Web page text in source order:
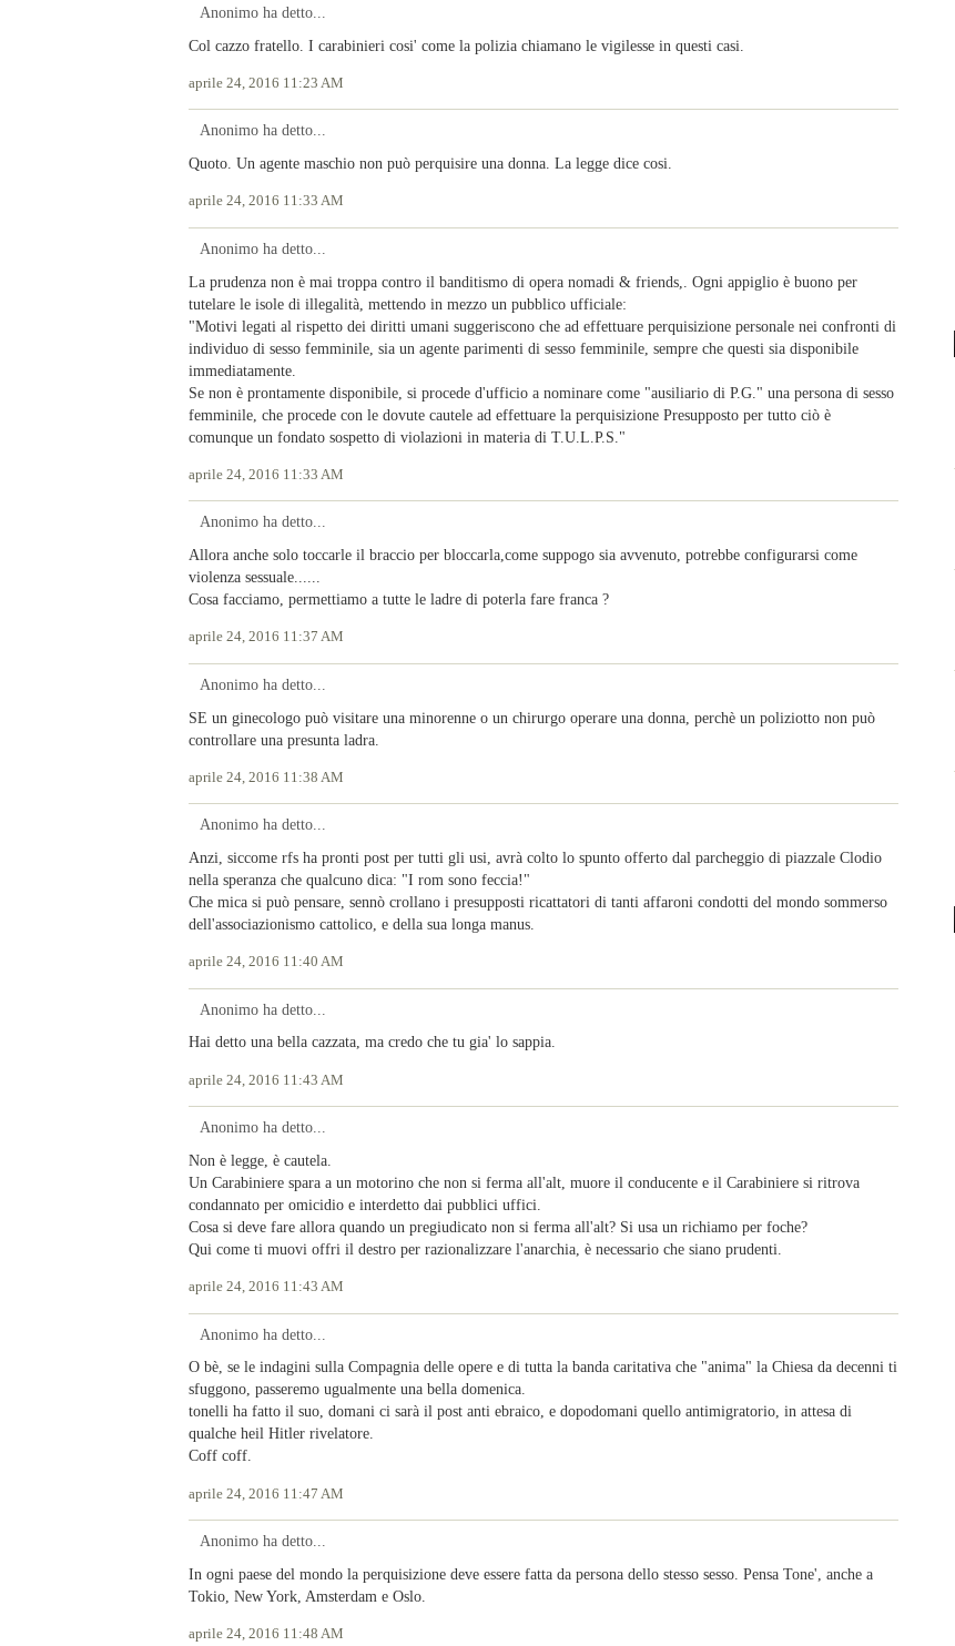
Anonimo ha detto...
Col cazzo fratello. I carabinieri cosi' come la polizia chiamano le vigilesse in questi casi.
aprile 24, 2016 11:23 AM
Anonimo ha detto...
Quoto. Un agente maschio non può perquisire una donna. La legge dice cosi.
aprile 24, 2016 11:33 AM
Anonimo ha detto...
La prudenza non è mai troppa contro il banditismo di opera nomadi & friends,. Ogni appiglio è buono per
tutelare le isole di illegalità, mettendo in mezzo un pubblico ufficiale:
"Motivi legati al rispetto dei diritti umani suggeriscono che ad effettuare perquisizione personale nei confronti di
individuo di sesso femminile, sia un agente parimenti di sesso femminile, sempre che questi sia disponibile
immediatamente.
Se non è prontamente disponibile, si procede d'ufficio a nominare come "ausiliario di P.G." una persona di sesso
femminile, che procede con le dovute cautele ad effettuare la perquisizione Presupposto per tutto ciò è
comunque un fondato sospetto di violazioni in materia di T.U.L.P.S."
aprile 24, 2016 11:33 AM
Anonimo ha detto...
Allora anche solo toccarle il braccio per bloccarla,come suppogo sia avvenuto, potrebbe configurarsi come
violenza sessuale......
Cosa facciamo, permettiamo a tutte le ladre di poterla fare franca ?
aprile 24, 2016 11:37 AM
Anonimo ha detto...
SE un ginecologo può visitare una minorenne o un chirurgo operare una donna, perchè un poliziotto non può
controllare una presunta ladra.
aprile 24, 2016 11:38 AM
Anonimo ha detto...
Anzi, siccome rfs ha pronti post per tutti gli usi, avrà colto lo spunto offerto dal parcheggio di piazzale Clodio
nella speranza che qualcuno dica: "I rom sono feccia!"
Che mica si può pensare, sennò crollano i presupposti ricattatori di tanti affaroni condotti del mondo sommerso
dell'associazionismo cattolico, e della sua longa manus.
aprile 24, 2016 11:40 AM
Anonimo ha detto...
Hai detto una bella cazzata, ma credo che tu gia' lo sappia.
aprile 24, 2016 11:43 AM
Anonimo ha detto...
Non è legge, è cautela.
Un Carabiniere spara a un motorino che non si ferma all'alt, muore il conducente e il Carabiniere si ritrova
condannato per omicidio e interdetto dai pubblici uffici.
Cosa si deve fare allora quando un pregiudicato non si ferma all'alt? Si usa un richiamo per foche?
Qui come ti muovi offri il destro per razionalizzare l'anarchia, è necessario che siano prudenti.
aprile 24, 2016 11:43 AM
Anonimo ha detto...
O bè, se le indagini sulla Compagnia delle opere e di tutta la banda caritativa che "anima" la Chiesa da decenni ti
sfuggono, passeremo ugualmente una bella domenica.
tonelli ha fatto il suo, domani ci sarà il post anti ebraico, e dopodomani quello antimigratorio, in attesa di
qualche heil Hitler rivelatore.
Coff coff.
aprile 24, 2016 11:47 AM
Anonimo ha detto...
In ogni paese del mondo la perquisizione deve essere fatta da persona dello stesso sesso. Pensa Tone', anche a
Tokio, New York, Amsterdam e Oslo.
aprile 24, 2016 11:48 AM